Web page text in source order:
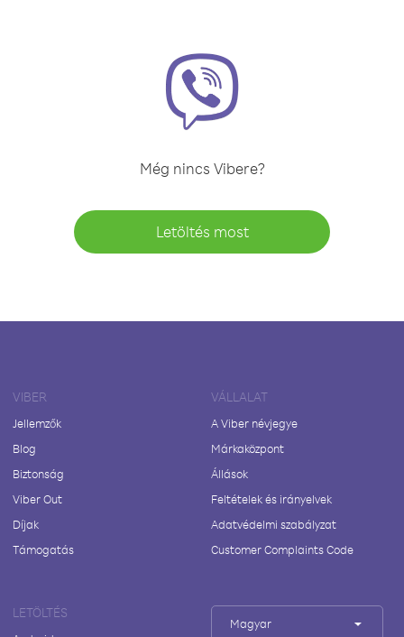
Még nincs Vibere?
Letöltés most
VIBER
Jellemzők
Blog
Biztonság
Viber Out
Díjak
Támogatás
VÁLLALAT
A Viber névjegye
Márkaközpont
Állások
Feltételek és irányelvek
Adatvédelmi szabályzat
Customer Complaints Code
LETÖLTÉS
Magyar